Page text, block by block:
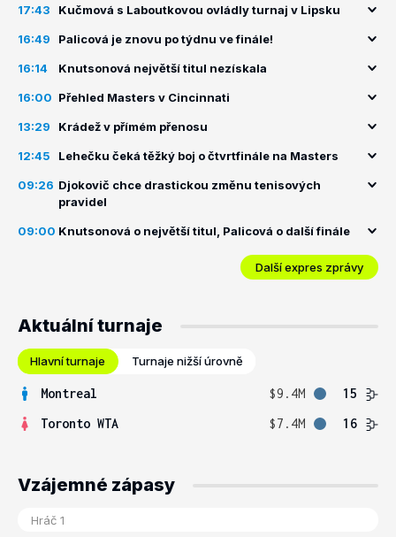
17:43 Kučmová s Laboutkovou ovládly turnaj v Lipsku
16:49 Palicová je znovu po týdnu ve finále!
16:14 Knutsonová největší titul nezískala
16:00 Přehled Masters v Cincinnati
13:29 Krádež v přímém přenosu
12:45 Lehečku čeká těžký boj o čtvrtfinále na Masters
09:26 Djokovič chce drastickou změnu tenisových
pravidel
09:00 Knutsonová o největší titul, Palicová o další finále
Další expres zprávy
Aktuální turnaje
Hlavní turnaje Turnaje nižší úrovně
Montreal $9.4M
15
Toronto WTA
$7.4M 16
Vzájemné zápasy